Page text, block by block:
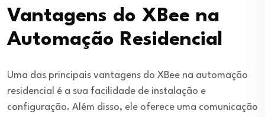
Vantagens do XBee na
Automação Residencial
Uma das principais vantagens do XBee na automação
residencial é a sua facilidade de instalação e
configuração. Além disso, ele oferece uma comunicação